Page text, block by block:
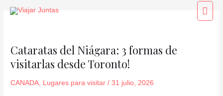
Cataratas del Niágara: 3 formas de
visitarlas desde Toronto!
CANADA Lugares para visitar /31 julio, 2026
Niágara:
3
Paginación